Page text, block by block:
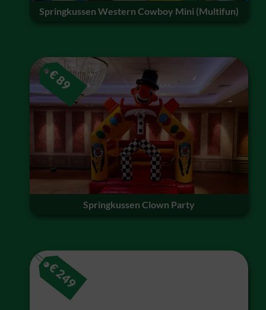
Springkussen Western Cowboy Mini (Multifun)
Springkussen Clown Party
€
89
€
249